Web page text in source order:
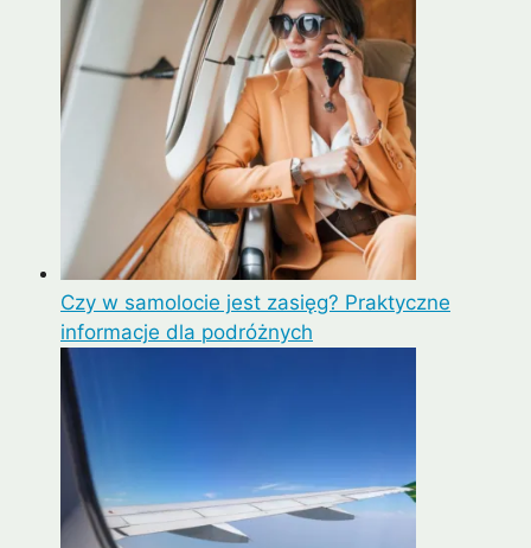
Czy w samolocie jest zasięg? Praktyczne
informacje dla podróżnych